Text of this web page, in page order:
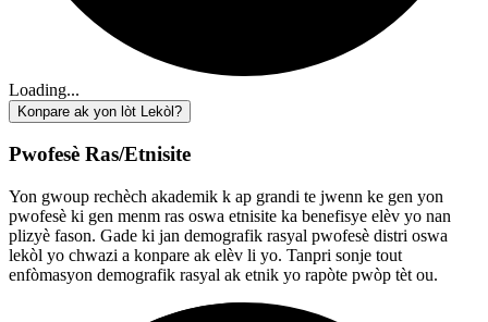
Loading...
Konpare ak yon lòt Lekòl?
Pwofesè Ras/Etnisite
Yon gwoup rechèch akademik k ap grandi te jwenn ke gen yon
pwofesè ki gen menm ras oswa etnisite ka benefisye elèv yo nan
plizyè fason. Gade ki jan demografik rasyal pwofesè distri oswa
lekòl yo chwazi a konpare ak elèv li yo. Tanpri sonje tout
enfòmasyon demografik rasyal ak etnik yo rapòte pwòp tèt ou.